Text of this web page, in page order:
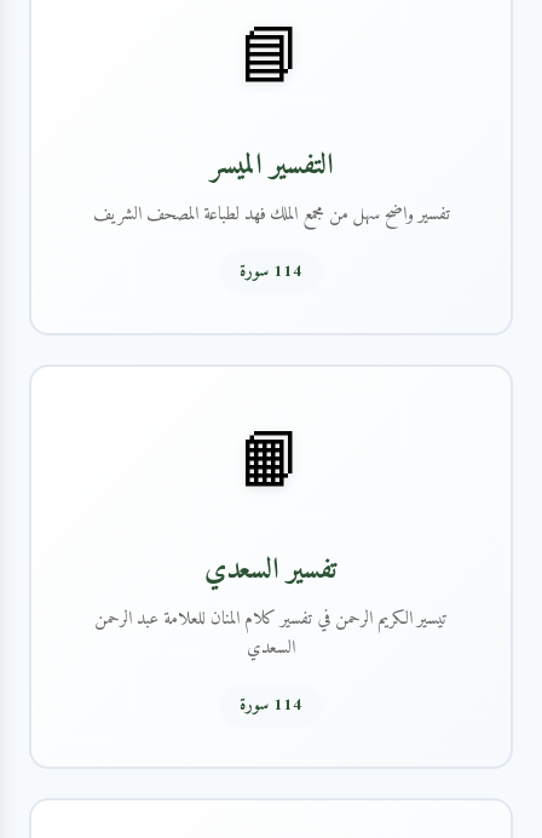
📘
التفسير الميسر
تفسير واضح سهل من مجمع الملك فهد لطباعة المصحف الشريف
114 سورة
📙
تفسير السعدي
تيسير الكريم الرحمن في تفسير كلام المنان للعلامة عبد الرحمن
السعدي
114 سورة